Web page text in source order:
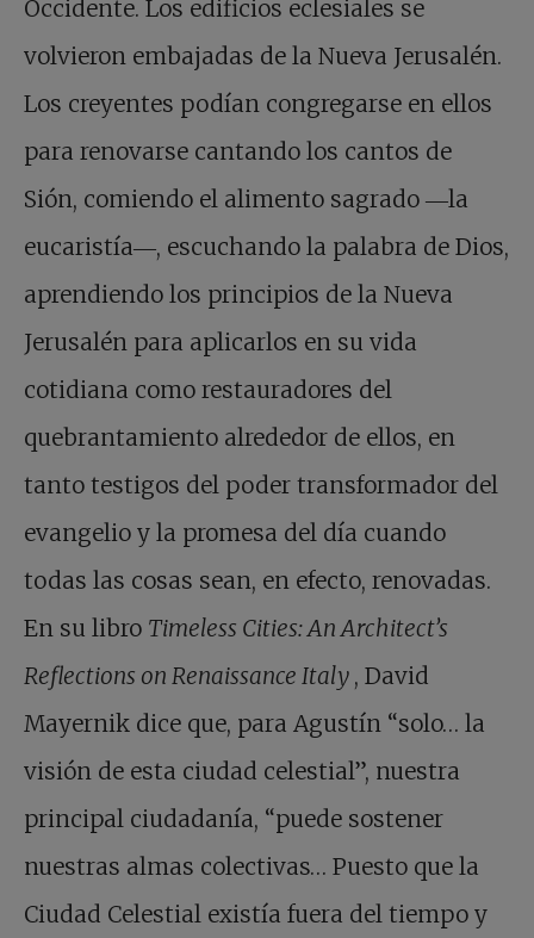
Occidente. Los edificios eclesiales se
volvieron embajadas de la Nueva Jerusalén.
Los creyentes podían congregarse en ellos
para renovarse cantando los cantos de
Sión, comiendo el alimento sagrado ―la
eucaristía―, escuchando la palabra de Dios,
aprendiendo los principios de la Nueva
Jerusalén para aplicarlos en su vida
cotidiana como restauradores del
quebrantamiento alrededor de ellos, en
tanto testigos del poder transformador del
evangelio y la promesa del día cuando
todas las cosas sean, en efecto, renovadas.
En su libro Timeless Cities: An Architect’s
Reflections on Renaissance Italy , David
Mayernik dice que, para Agustín “solo… la
visión de esta ciudad celestial”, nuestra
principal ciudadanía, “puede sostener
nuestras almas colectivas… Puesto que la
Ciudad Celestial existía fuera del tiempo y